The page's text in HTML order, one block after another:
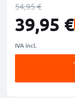
54,95 €
39,95 €
IVA incl.